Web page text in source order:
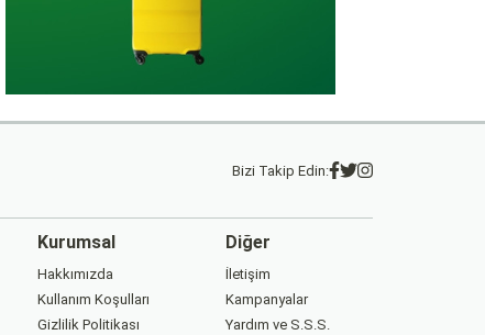
Bizi Takip Edin:
Kurumsal
Hakkımızda
Kullanım Koşulları
Gizlilik Politikası
Diğer
İletişim
Kampanyalar
Yardım ve S.S.S.